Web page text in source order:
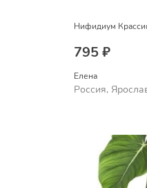
Нифидиум
795 ₽
Елена
Россия,